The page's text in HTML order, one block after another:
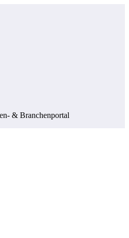
& Branchenportal